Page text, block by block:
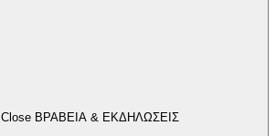
Close ΒΡΑΒΕΙΑ & ΕΚΔΗΛΩΣΕΙΣ